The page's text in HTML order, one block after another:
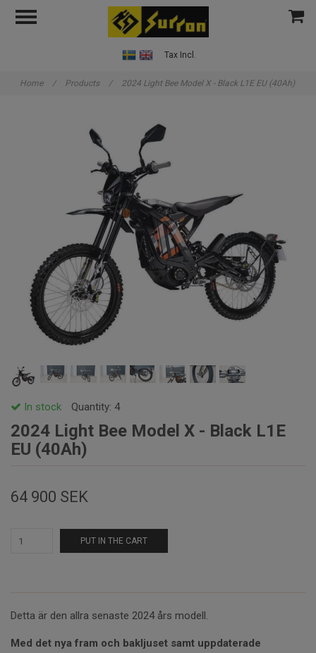
Tax Incl.
Home / Products / 2024 Light Bee Model X - Black L1E EU (40Ah)
In stock Quantity: 4
2024 Light Bee Model X - Black L1E
EU (40Ah)
64 900 SEK
PUT IN THE CART
Detta är den allra senaste 2024 års modell.
Med det nya fram och bakljuset samt uppdaterade